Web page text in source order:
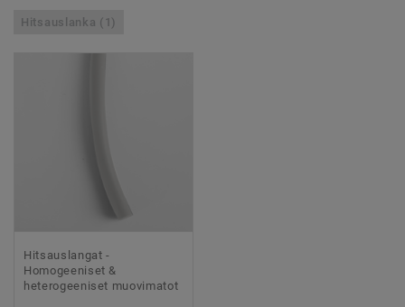
Hitsauslanka (1)
Hitsauslangat -
Homogeeniset &
heterogeeniset muovimatot